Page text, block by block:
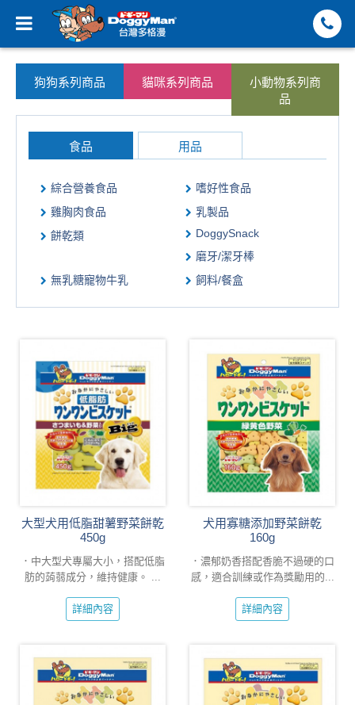
狗狗系列商品 貓咪系列商品
小動物系列商
品
食品 用品
綜合營養食品
嗜好性食品
雞胸肉食品
乳製品
餅乾類
DoggySnack
磨牙/潔牙棒
無乳糖寵物牛乳
飼料/餐盒
大型犬用低脂甜薯野菜餅乾
450g
．中大型犬專屬大小，搭配低脂
肪的蒟蒻成分，維持健康。 ...
詳細內容
犬用寡糖添加野菜餅乾
160g
．濃郁奶香搭配香脆不過硬的口
感，適合訓練或作為獎勵用的...
詳細內容